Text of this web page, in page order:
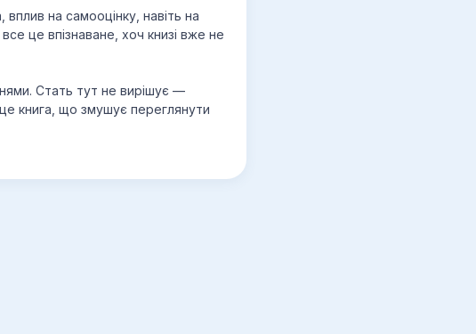
на самооцінку, навіть на
це впізнаване, хоч книзі вже не
Стать тут не вирішує —
книга, що змушує переглянути